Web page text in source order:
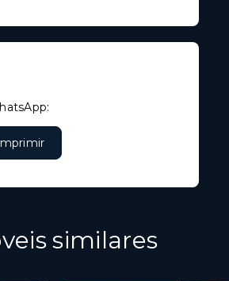
Imprimir
similares